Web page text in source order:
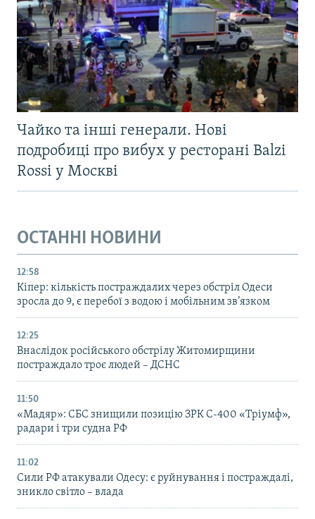
Чайко та інші генерали. Нові
подробиці про вибух у ресторані Balzi
Rossi у Москві
ОСТАННІ НОВИНИ
12:58
Кіпер: кількість постраждалих через обстріл Одеси
зросла до 9, є перебої з водою і мобільним зв’язком
12:25
Внаслідок російського обстрілу Житомирщини
постраждало троє людей – ДСНС
11:50
«Мадяр»: СБС знищили позицію ЗРК С-400 «Тріумф»,
радари і три судна РФ
11:02
Сили РФ атакували Одесу: є руйнування і постраждалі,
зникло світло – влада